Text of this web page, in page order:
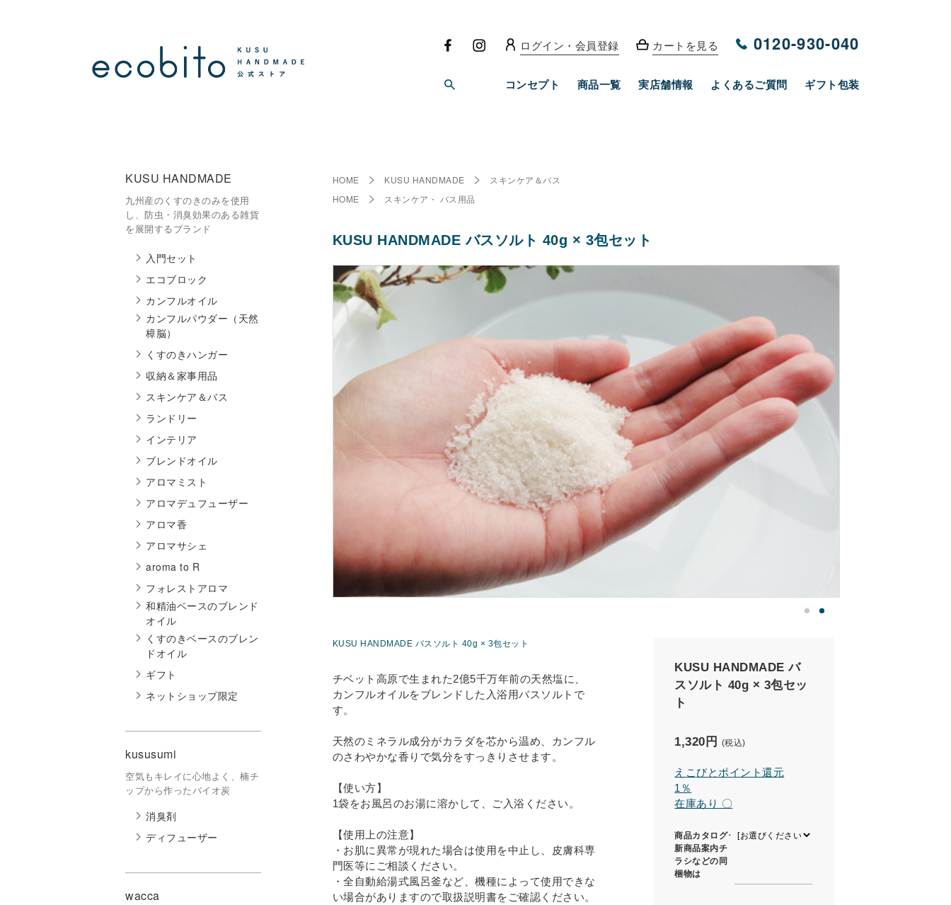
ログイン・会員登録 カートを見る 0120-930-040
コンセプト 商品一覧 実店舗情報 よくあるご質問 ギフト包装
KUSU HANDMADE
九州産のくすのきのみを使用
し、防虫・消臭効果のある雑貨
を展開するブランド
入門セット
エコブロック
カンフルオイル
カンフルパウダー（天然
樟脳）
くすのきハンガー
収納＆家事用品
スキンケア＆バス
ランドリー
インテリア
ブレンドオイル
アロマミスト
アロマデュフューザー
アロマ香
アロマサシェ
aroma to R
フォレストアロマ
和精油ベースのブレンド
オイル
くすのきベースのブレン
ドオイル
ギフト
ネットショップ限定
kususumi
空気もキレイに心地よく、楠チ
ップから作ったバイオ炭
消臭剤
ディフューザー
wacca
HOME KUSU HANDMADE
スキンケア＆バス
HOME
スキンケア・ バス用品
KUSU HANDMADE バスソルト 40g × 3包セット
KUSU HANDMADE バスソルト 40g × 3包セット
チベット高原で生まれた2億5千万年前の天然塩に、
カンフルオイルをブレンドした入浴用バスソルトで
す。
天然のミネラル成分がカラダを芯から温め、カンフル
のさわやかな香りで気分をすっきりさせます。
【使い方】
1袋をお風呂のお湯に溶かして、ご入浴ください。
【使用上の注意】
・お肌に異常が現れた場合は使用を中止し、皮膚科専
門医等にご相談ください。
・全自動給湯式風呂釜など、機種によって使用できな
い場合がありますので取扱説明書をご確認ください。
KUSU HANDMADE バ
スソルト 40g × 3包セッ
ト
1,320円 (税込)
えこびとポイント還元
1％
在庫あり 〇
商品カタログ･
新商品案内チ
ラシなどの同
梱物は